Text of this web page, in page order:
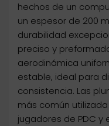
hechos de un
un espesor de 200
durabilidad
preciso y
aerodinámica
estable, ideal para
consistencia. Las
más común
jugadores de PDC y